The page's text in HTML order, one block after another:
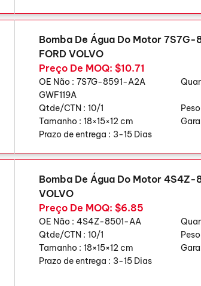
Bomba De Água Do Motor
FORD VOLVO
Preço De MOQ: $10.71
OE Não : 7S7G-8591-A2A
GWF119A
Qtde/CTN : 10/1
Tamanho : 18×15×12 cm
Prazo de entrega : 3-15 Dias
Bomba De Água Do Motor 4S4Z-
VOLVO
Preço De MOQ: $6.85
OE Não : 4S4Z-8501-AA
Qtde/CTN : 10/1
Tamanho : 18×15×12 cm
Prazo de entrega : 3-15 Dias